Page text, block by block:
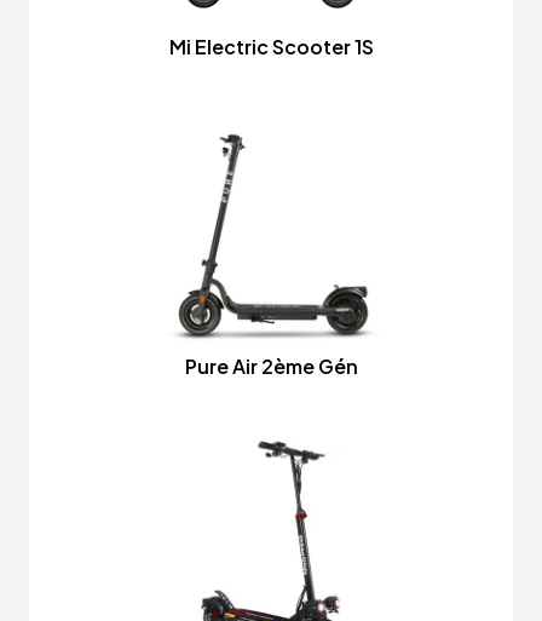
Mi Electric Scooter 1S
Pure Air 2ème Gén